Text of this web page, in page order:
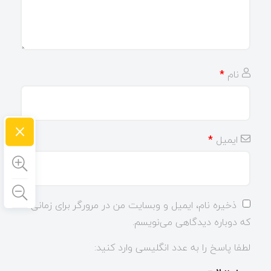
نام *
ایمیل *
ذخیره نام، ایمیل و وبسایت من در مرورگر برای زمانی
که دوباره دیدگاهی می‌نویسم.
لطفا پاسخ را به عدد انگلیسی وارد کنید:
×